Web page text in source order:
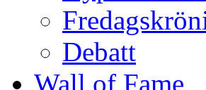
Debatt
Wall of Fame